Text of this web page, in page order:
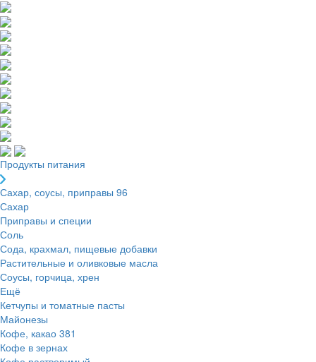
Продукты питания
Сахар, соусы, приправы 96
Сахар
Приправы и специи
Соль
Сода, крахмал, пищевые добавки
Растительные и оливковые масла
Соусы, горчица, хрен
Ещё
Кетчупы и томатные пасты
Майонезы
Кофе, какао 381
Кофе в зернах